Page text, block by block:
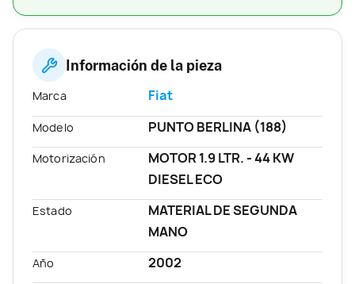
Información de la pieza
Marca Fiat
Modelo PUNTO BERLINA (188)
Motorización
MOTOR 1.9 LTR. - 44 KW
DIESEL ECO
Estado
MATERIAL DE SEGUNDA
MANO
Año 2002